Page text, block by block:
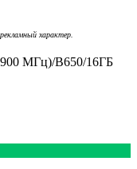
характер.
900 МГц)/B650/16ГБ